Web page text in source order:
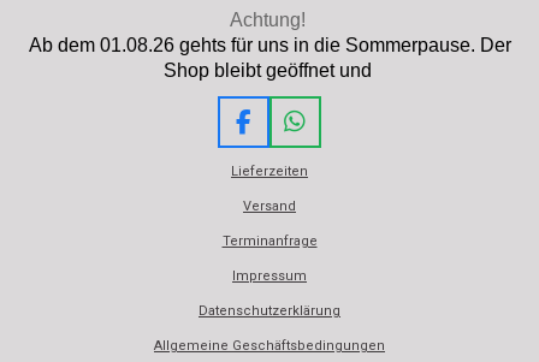
Achtung!
Ab dem 01.08.26 gehts für uns in die Sommerpause. Der
Shop bleibt geöffnet und
F
a
c
e
o
o
W
h
a
t
A
p
Lieferzeiten
Versand
Terminanfrage
Impressum
Datenschutzerklärung
Allgemeine Geschäftsbedingungen